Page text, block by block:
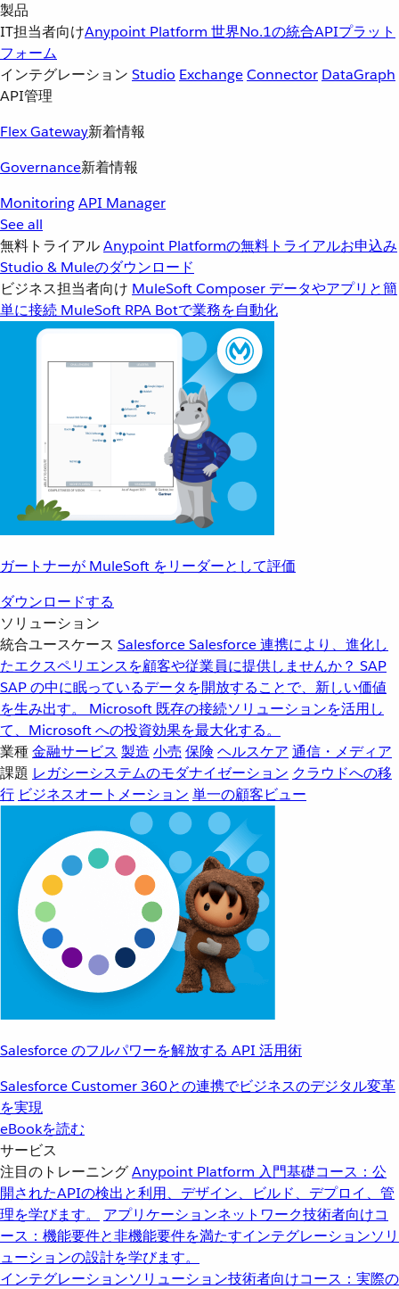
製品
IT担当者向けAnypoint Platform 世界No.1の統合APIプラット
フォーム
インテグレーション Studio ExchangeConnector DataGraph
API管理
Flex Gateway新着情報
Governance新着情報
MonitoringAPI Manager
See all
無料トライアルAnypoint Platformの無料トライアルお申込み
Studio & Muleのダウンロード
ビジネス担当者向け MuleSoft Composer データやアプリと簡
単に接続 MuleSoft RPA Botで業務を自動化
ガートナーが MuleSoft をリーダーとして評価
ダウンロードする
ソリューション
統合ユースケース SalesforceSalesforce 連携により、進化し
たエクスペリエンスを顧客や従業員に提供しませんか？ SAP
SAP の中に眠っているデータを開放することで、新しい価値
を生み出す。
Microsoft 既存の接続ソリューションを活用し
て、Microsoft への投資効果を最大化する。
業種金融サービス 製造 小売 保険 ヘルスケア 通信・メディア
課題 レガシーシステムのモダナイゼーション クラウドへの移
行 ビジネスオートメーション 単一の顧客ビュー
Salesforce のフルパワーを解放する API 活用術
Salesforce Customer 360との連携でビジネスのデジタル変革
を実現
eBookを読む
サービス
注目のトレーニングAnypoint Platform 入門基礎コース：公
開されたAPIの検出と利用、デザイン、ビルド、デプロイ、管
理を学びます。
アプリケーションネットワーク技術者向けコ
ース：機能要件と非機能要件を満たすインテグレーションソリ
ューションの設計を学びます。
インテグレーションソリューション技術者向けコース：実際の